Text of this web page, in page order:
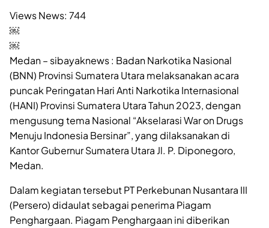
Views News: 744
￼
￼
Medan – sibayaknews : Badan Narkotika Nasional
(BNN) Provinsi Sumatera Utara melaksanakan acara
puncak Peringatan Hari Anti Narkotika Internasional
(HANI) Provinsi Sumatera Utara Tahun 2023, dengan
mengusung tema Nasional “Akselarasi War on Drugs
Menuju Indonesia Bersinar”, yang dilaksanakan di
Kantor Gubernur Sumatera Utara Jl. P. Diponegoro,
Medan.
Dalam kegiatan tersebut PT Perkebunan Nusantara III
(Persero) didaulat sebagai penerima Piagam
Penghargaan. Piagam Penghargaan ini diberikan